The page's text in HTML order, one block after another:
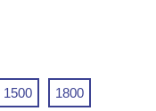
1500 1800